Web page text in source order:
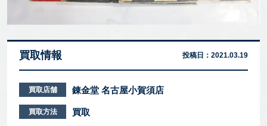
買取情報 投稿日： 2021.03.19
買取店舗 錬金堂 名古屋小賀須店
買取方法 買取